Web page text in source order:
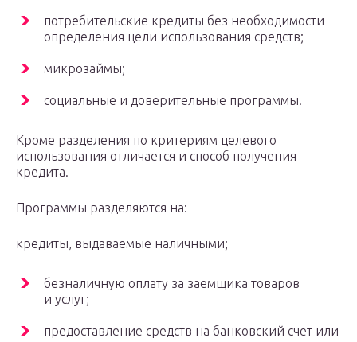
потребительские кредиты без необходимости
определения цели использования средств;
микрозаймы;
социальные и доверительные программы.
Кроме разделения по критериям целевого
использования отличается и способ получения
кредита.
Программы разделяются на:
кредиты, выдаваемые наличными;
безналичную оплату за заемщика товаров
и услуг;
предоставление средств на банковский счет или